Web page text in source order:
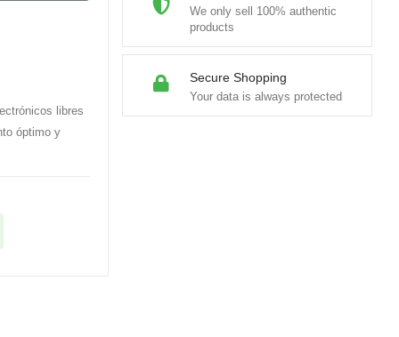
We only sell 100% authentic
products
Secure Shopping
Your data is always protected
libres
óptimo y